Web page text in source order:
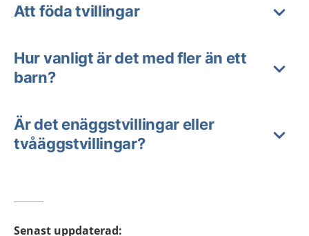
Att föda tvillingar
Hur vanligt är det med fler än ett
barn?
Är det enäggstvillingar eller
tvåäggstvillingar?
Senast uppdaterad: